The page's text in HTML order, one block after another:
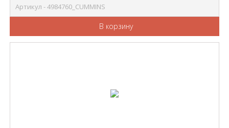
Артикул - 4984760_CUMMINS
В корзину